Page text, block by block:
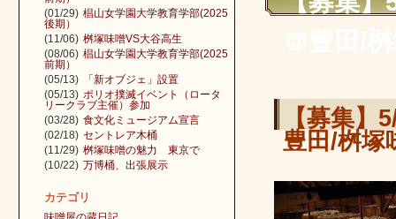
【募集
豊田/桝塚
(01/29) 椙山女学園大学教育学部(2025
後期）
(11/06) 桝塚味噌VS大谷高生
(08/06) 椙山女学園大学教育学部(2025
前期）
(05/13)
「新オブジェ」設置
(05/13) ポリオ撲滅イベント（ロータ
リークラブ主催）参加
(03/28) 食文化ミュージアム宣言
(02/18) セントレア木桶
(11/29) 桝塚味噌の魅力 東京で
(10/22) 万博桶、出張展示
カテゴリ